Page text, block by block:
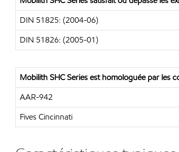
DIN 51825: (2004-06)
DIN 51826: (2005-01)
Mobilith SHC Series est homologuée par les
AAR-942
Fives Cincinnati